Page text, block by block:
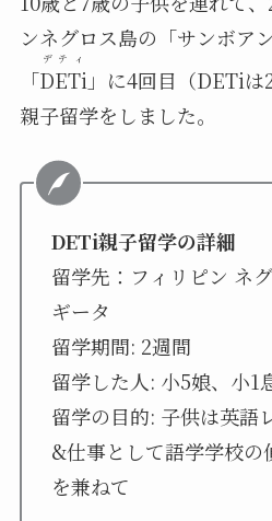
ンネグロス島の「サンボア
「DETi
デティ
」に4回目（DETiは
親子留学をしました。
DETi親子留学の詳細
留学先：フィリピン ネ
ギータ
留学期間: 2週間
留学した人: 小5娘、小1
留学の目的: 子供は英語
&仕事として語学学校の
を兼ねて